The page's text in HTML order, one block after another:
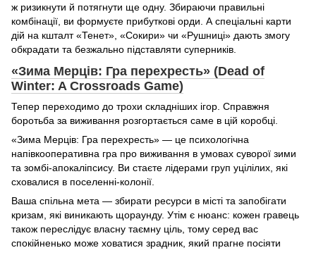
ж ризикнути й потягнути ще одну. Збираючи правильні
комбінації, ви формуєте прибуткові орди. А спеціальні карти
дій на кшталт «Тенет», «Сокири» чи «Рушниці» дають змогу
обкрадати та безжально підставляти суперників.
«Зима Мерців: Гра перехресть» (Dead of
Winter: A Crossroads Game)
Тепер переходимо до трохи складніших ігор. Справжня
боротьба за виживання розгортається саме в цій коробці.
«Зима Мерців: Гра перехресть» — це психологічна
напівкооперативна гра про виживання в умовах суворої зими
та зомбі-апокаліпсису. Ви стаєте лідерами груп уцілілих, які
сховалися в поселенні-колонії.
Ваша спільна мета — збирати ресурси в місті та запобігати
кризам, які виникають щораунду. Утім є нюанс: кожен гравець
також переслідує власну таємну ціль, тому серед вас
спокійненько може ховатися зрадник, який прагне посіяти